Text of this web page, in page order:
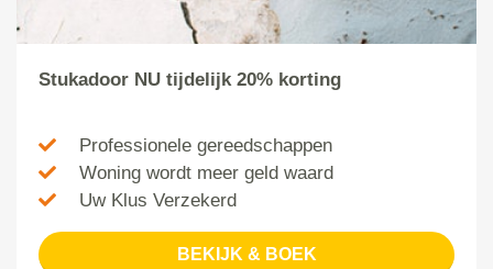
Stukadoor NU tijdelijk 20% korting
Professionele gereedschappen
Woning wordt meer geld waard
Uw Klus Verzekerd
BEKIJK & BOEK